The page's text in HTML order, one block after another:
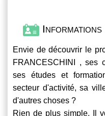
Envie de découvrir le
FRANCESCHINI , ses
ses études et
secteur d'activité, sa
d'autres choses ?
Rien de plus simple. Il